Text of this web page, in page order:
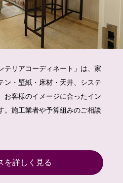
テリアコーディネート」は、家
ン・壁紙・床材・天井、システ
お客様のイメージに合ったイン
。施工業者や予算組みのご相談
を詳しく見る